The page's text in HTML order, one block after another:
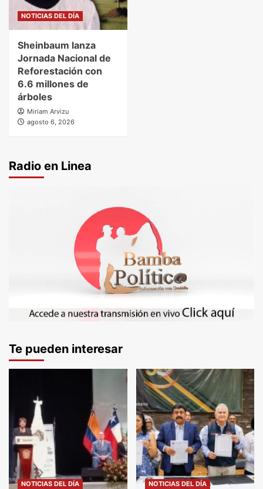
NOTICIAS DEL DÍA
Sheinbaum lanza
Jornada Nacional de
Reforestación con
6.6 millones de
árboles
Miriam Arvizu
agosto 6, 2026
Radio en Linea
Te pueden interesar
NOTICIAS DEL DÍA NOTICIAS DEL DÍA